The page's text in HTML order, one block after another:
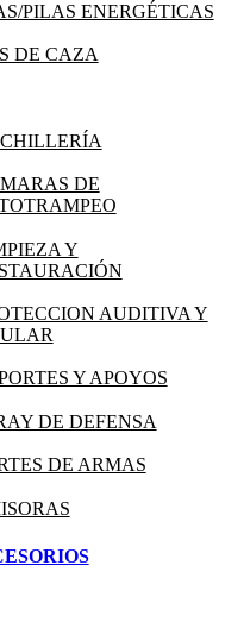
PILAS ENERGÉTICAS
DE CAZA
DE
Y
AUDITIVA Y
Y APOYOS
DE DEFENSA
DE ARMAS